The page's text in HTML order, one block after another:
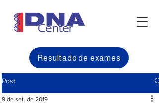
Resultado de exames
Post
9 de set. de 2019